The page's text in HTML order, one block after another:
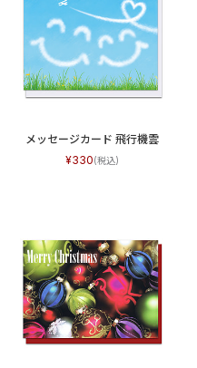
メッセージカード 飛行機雲
330